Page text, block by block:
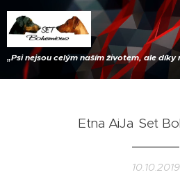
„Psi nejsou celým naším životem, ale díky
Etna AiJa Set
10.10.2019